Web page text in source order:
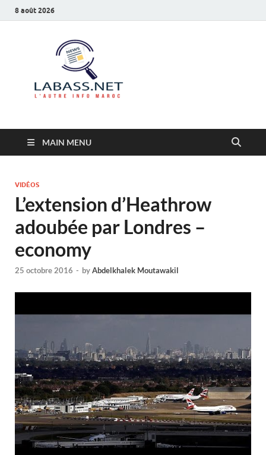
8 août 2026
MAIN MENU
VIDÉOS
L’extension d’Heathrow
adoubée par Londres –
economy
25 octobre 2016 - byAbdelkhalek Moutawakil